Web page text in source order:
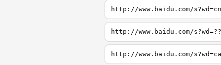
http://www.baidu.com/
http://www.baidu.com/
http://www.baidu.com/